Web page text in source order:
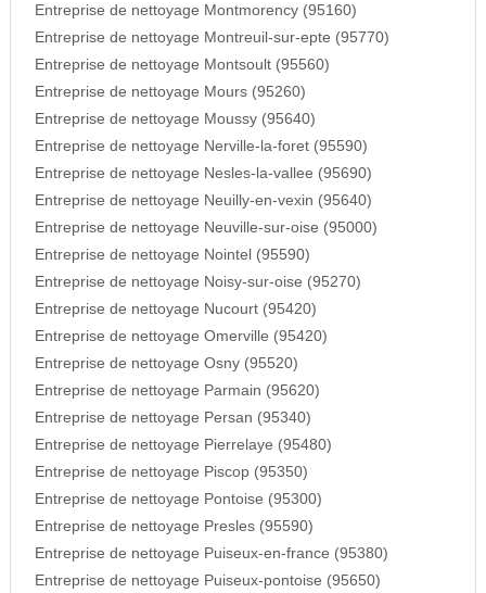
Entreprise de nettoyage Montmorency (95160)
Entreprise de nettoyage Montreuil-sur-epte (95770)
Entreprise de nettoyage Montsoult (95560)
Entreprise de nettoyage Mours (95260)
Entreprise de nettoyage Moussy (95640)
Entreprise de nettoyage Nerville-la-foret (95590)
Entreprise de nettoyage Nesles-la-vallee (95690)
Entreprise de nettoyage Neuilly-en-vexin (95640)
Entreprise de nettoyage Neuville-sur-oise (95000)
Entreprise de nettoyage Nointel (95590)
Entreprise de nettoyage Noisy-sur-oise (95270)
Entreprise de nettoyage Nucourt (95420)
Entreprise de nettoyage Omerville (95420)
Entreprise de nettoyage Osny (95520)
Entreprise de nettoyage Parmain (95620)
Entreprise de nettoyage Persan (95340)
Entreprise de nettoyage Pierrelaye (95480)
Entreprise de nettoyage Piscop (95350)
Entreprise de nettoyage Pontoise (95300)
Entreprise de nettoyage Presles (95590)
Entreprise de nettoyage Puiseux-en-france (95380)
Entreprise de nettoyage Puiseux-pontoise (95650)